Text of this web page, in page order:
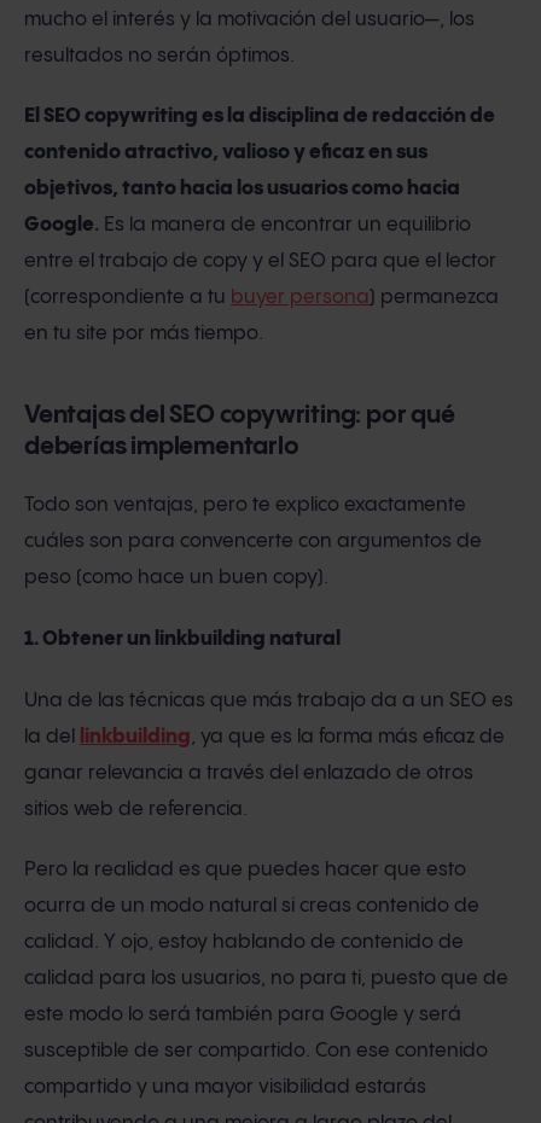
mucho el interés y la motivación del usuario—, los
resultados no serán óptimos.
El SEO copywriting es la disciplina de redacción de
contenido atractivo, valioso y eficaz en sus
objetivos, tanto hacia los usuarios como hacia
Google. Es la manera de encontrar un equilibrio
entre el trabajo de copy y el SEO para que el lector
(correspondiente a tu buyer persona) permanezca
en tu site por más tiempo.
Ventajas del SEO copywriting: por qué
deberías implementarlo
Todo son ventajas, pero te explico exactamente
cuáles son para convencerte con argumentos de
peso (como hace un buen copy).
1. Obtener un linkbuilding natural
Una de las técnicas que más trabajo da a un SEO es
la del
linkbuilding, ya que es la forma más eficaz de
ganar relevancia a través del enlazado de otros
sitios web de referencia.
Pero la realidad es que puedes hacer que esto
ocurra de un modo natural si creas contenido de
calidad. Y ojo, estoy hablando de contenido de
calidad para los usuarios, no para ti, puesto que de
este modo lo será también para Google y será
susceptible de ser compartido. Con ese contenido
compartido y una mayor visibilidad estarás